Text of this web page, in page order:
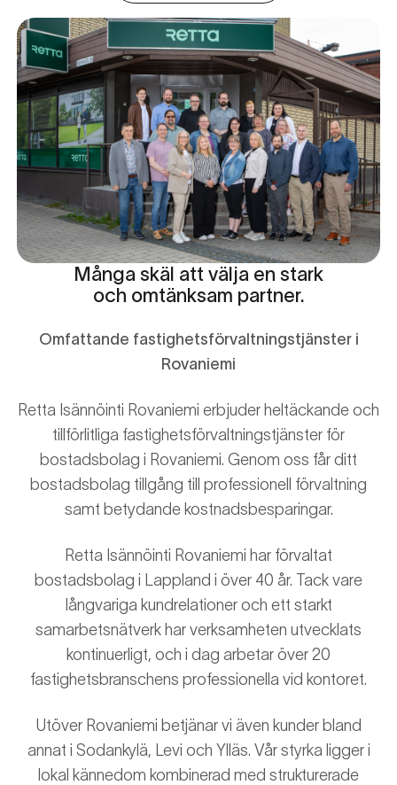
Många skäl att välja en stark
och omtänksam partner.
Omfattande fastighetsförvaltningstjänster i
Rovaniemi
Retta Isännöinti Rovaniemi erbjuder heltäckande och
tillförlitliga fastighetsförvaltningstjänster för
bostadsbolag i Rovaniemi. Genom oss får ditt
bostadsbolag tillgång till professionell förvaltning
samt betydande kostnadsbesparingar.
Retta Isännöinti Rovaniemi har förvaltat
bostadsbolag i Lappland i över 40 år. Tack vare
långvariga kundrelationer och ett starkt
samarbetsnätverk har verksamheten utvecklats
kontinuerligt, och i dag arbetar över 20
fastighetsbranschens professionella vid kontoret.
Utöver Rovaniemi betjänar vi även kunder bland
annat i Sodankylä, Levi och Ylläs. Vår styrka ligger i
lokal kännedom kombinerad med strukturerade